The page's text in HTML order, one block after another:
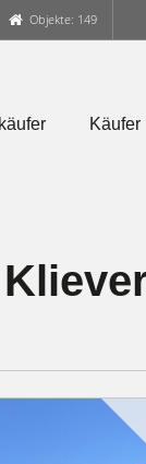
Objekte: 149
Käufer